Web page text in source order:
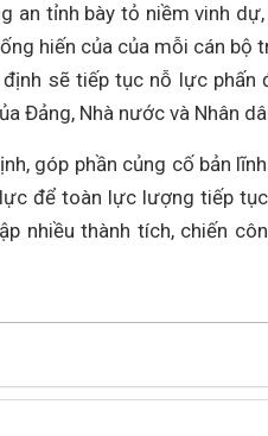
an tỉnh bày tỏ niềm vinh
hiến của của mỗi cán bộ
sẽ tiếp tục nỗ lực phấn
Đảng, Nhà nước và Nhân
góp phần củng cố bản
để toàn lực lượng tiếp
nhiều thành tích, chiến